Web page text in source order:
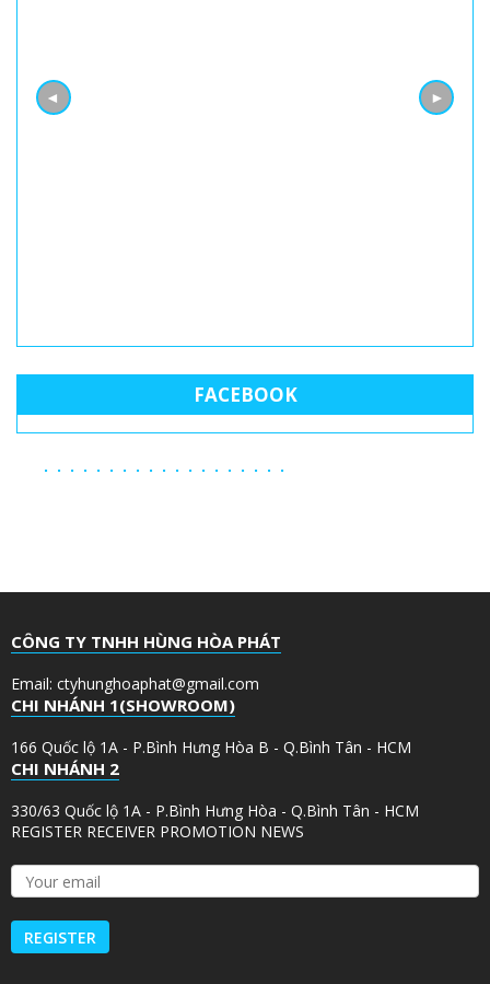
◄ ►
FACEBOOK
CÔNG TY TNHH HÙNG HÒA PHÁT
Email: ctyhunghoaphat@gmail.com
CHI NHÁNH 1(SHOWROOM)
166 Quốc lộ 1A - P.Bình Hưng Hòa B - Q.Bình Tân - HCM
CHI NHÁNH 2
330/63 Quốc lộ 1A - P.Bình Hưng Hòa - Q.Bình Tân - HCM
REGISTER RECEIVER PROMOTION NEWS
Y
o
u
e